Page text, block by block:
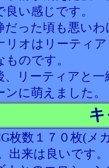
良い感じです。
だった頃も悪い
リオはリーティ
ものです。
、リーティアと
ンに萌えました。
枚数１７０枚(メ
出来は良いです。